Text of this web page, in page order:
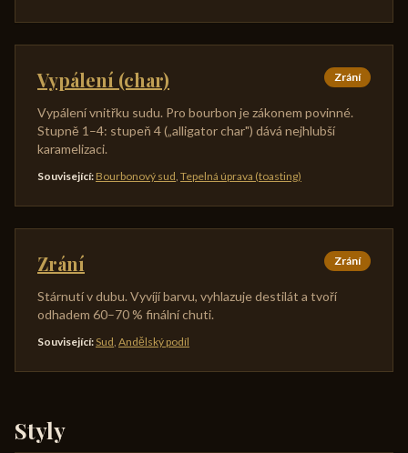
Vypálení (char) Zrání
Vypálení vnitřku sudu. Pro bourbon je zákonem povinné.
Stupně 1–4: stupeň 4 („alligator char") dává nejhlubší
karamelizaci.
Související: Bourbonový sud, Tepelná úprava (toasting)
Zrání Zrání
Stárnutí v dubu. Vyvíjí barvu, vyhlazuje destilát a tvoří
odhadem 60–70 % finální chuti.
Související:Sud, Andělský podíl
Styly